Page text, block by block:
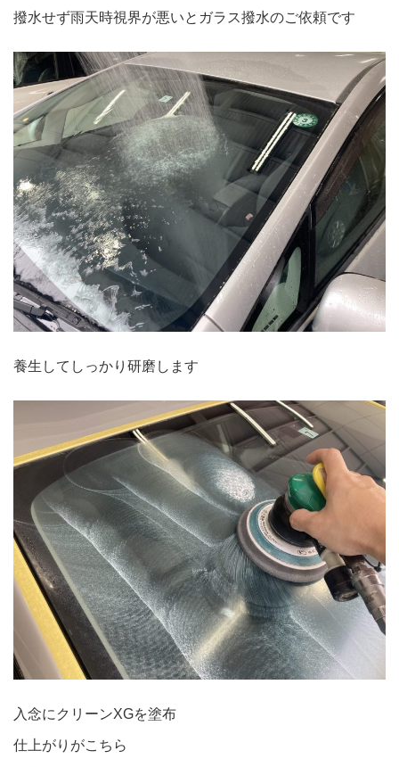
撥水せず雨天時視界が悪いとガラス撥水のご依頼です
養生してしっかり研磨します
入念にクリーンXGを塗布
仕上がりがこちら